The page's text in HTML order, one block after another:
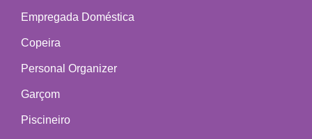
Empregada Doméstica
Copeira
Personal Organizer
Garçom
Piscineiro